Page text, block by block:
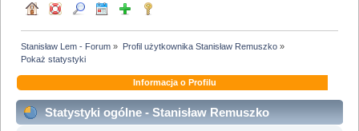
Stanisław Lem - Forum » Profil użytkownika Stanisław Remuszko»
Pokaż statystyki
Informacja o Profilu
Statystyki ogólne - Stanisław Remuszko